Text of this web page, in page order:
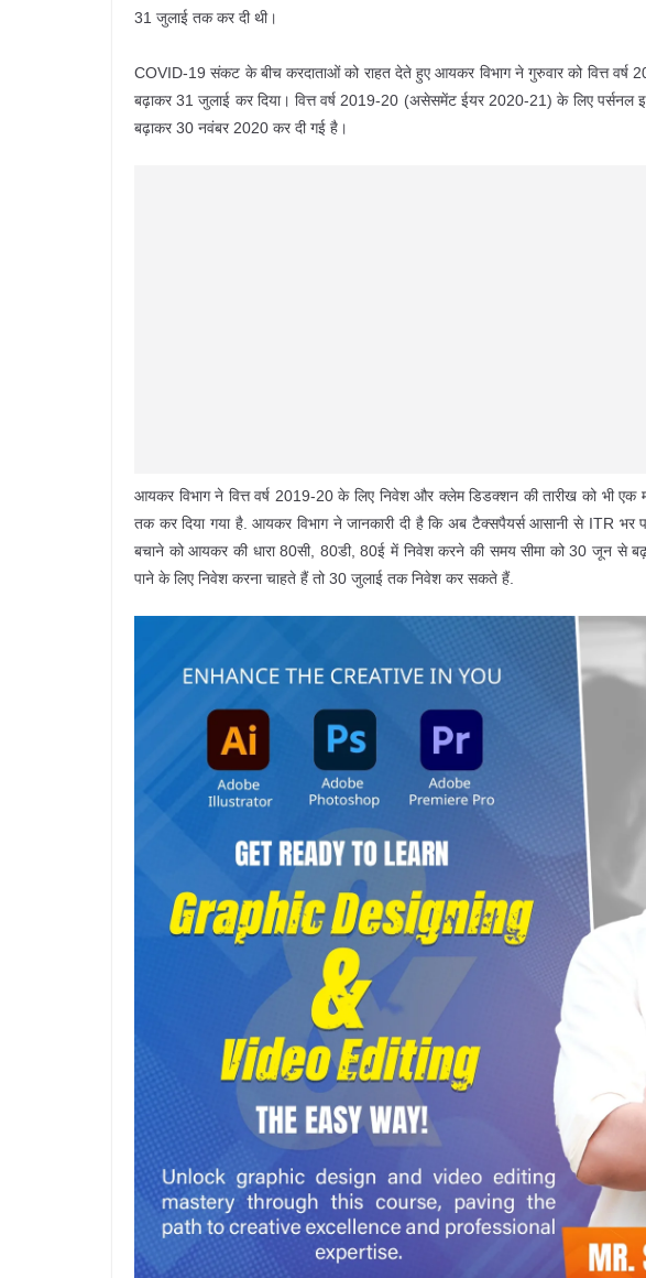
31 जुलाई तक कर दी थी।
COVID-19 संकट के बीच करदाताओं को राहत देते हुए आयकर विभाग ने गुरुवार को वित्त
बढ़ाकर 31 जुलाई कर दिया। वित्त वर्ष 2019-20 (असेसमेंट ईयर 2020-21) के लिए पर्सनल
बढ़ाकर 30 नवंबर 2020 कर दी गई है।
आयकर विभाग ने वित्त वर्ष 2019-20 के लिए निवेश और क्लेम डिडक्शन की तारीख को भी
तक कर दिया गया है. आयकर विभाग ने जानकारी दी है कि अब टैक्सपैयर्स आसानी से ITR
बचाने को आयकर की धारा 80सी, 80डी, 80ई में निवेश करने की समय सीमा को 30 जून से
पाने के लिए निवेश करना चाहते हैं तो 30 जुलाई तक निवेश कर सकते हैं.